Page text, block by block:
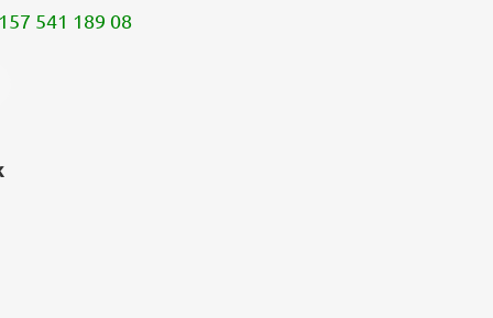
541 189 08